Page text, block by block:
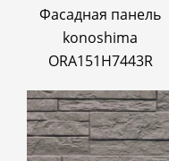
Фасадная панель
konoshima
ORA151H7443R